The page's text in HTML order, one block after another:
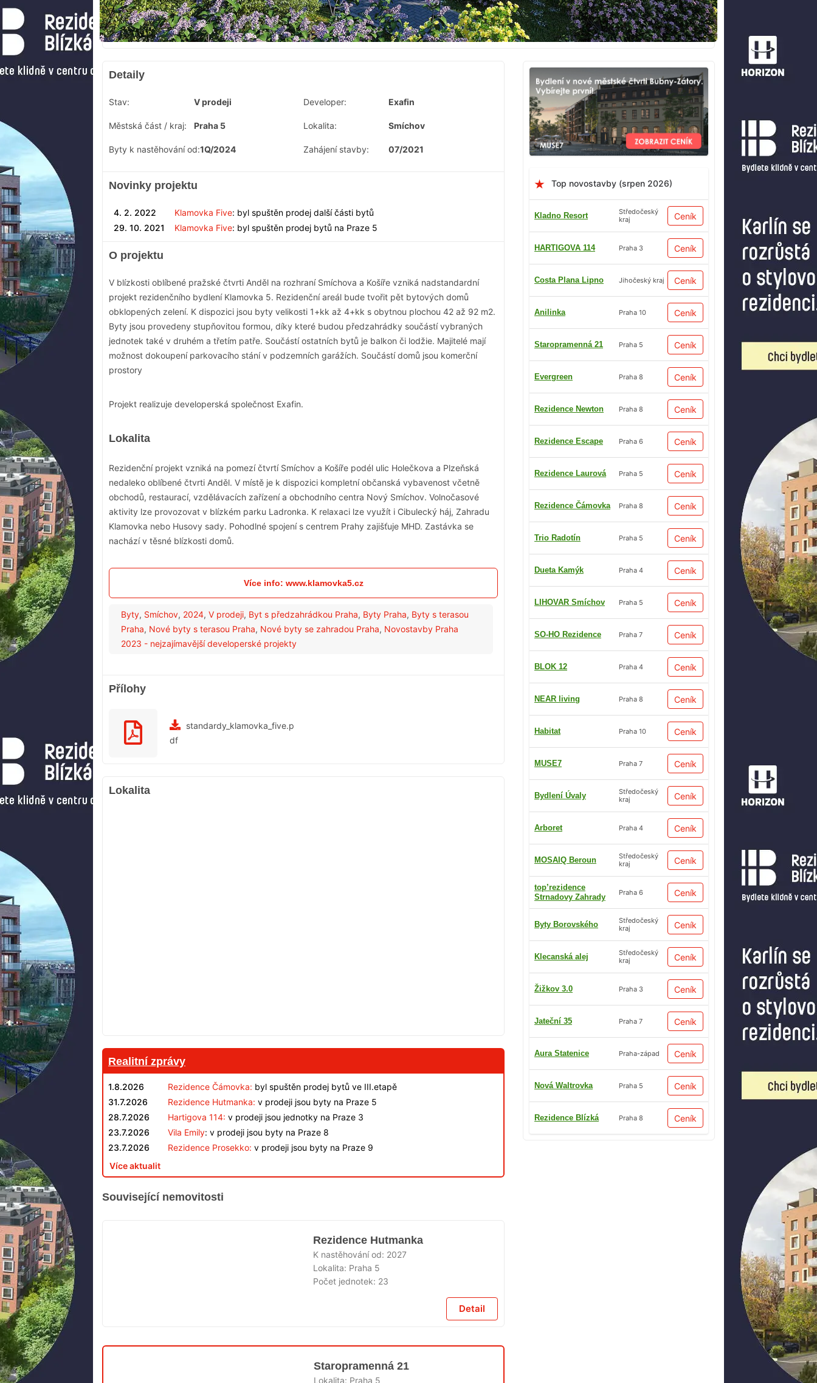
Top novostavby (srpen 2026)
Kladno Resort
Středočeský
kraj
Ceník
HARTIGOVA 114 Praha 3 Ceník
Costa Plana Lipno Jihočeský kraj Ceník
Anilinka Praha 10 Ceník
Staropramenná 21 Praha 5 Ceník
Evergreen Praha 8 Ceník
Rezidence Newton Praha 8 Ceník
Rezidence Escape Praha 6 Ceník
Rezidence Laurová Praha 5 Ceník
Rezidence Čámovka Praha 8 Ceník
Trio Radotín Praha 5 Ceník
Dueta Kamýk Praha 4 Ceník
LIHOVAR Smíchov Praha 5 Ceník
SO-HO Rezidence Praha 7 Ceník
BLOK 12 Praha 4 Ceník
NEAR living Praha 8 Ceník
Habitat Praha 10 Ceník
MUSE7 Praha 7 Ceník
Bydlení Úvaly
Středočeský
kraj
Ceník
Arboret Praha 4 Ceník
MOSAIQ Beroun
Středočeský
kraj
Ceník
top’rezidence
Strnadovy Zahrady
Praha 6 Ceník
Byty Borovského
Středočeský
kraj
Ceník
Klecanská alej
Středočeský
kraj
Ceník
Žižkov 3.0 Praha 3 Ceník
Jateční 35 Praha 7 Ceník
Aura Statenice Praha-západ Ceník
Nová Waltrovka Praha 5 Ceník
Rezidence Blízká Praha 8 Ceník
Detaily
Stav: V prodeji Developer: Exafin
Městská část / kraj: Praha 5 Lokalita: Smíchov
Byty k nastěhování od:1Q/2024 Zahájení stavby: 07/2021
Novinky projektu
4. 2. 2022 Klamovka Five: byl spuštěn prodej další části bytů
29. 10. 2021
Klamovka Five: byl spuštěn prodej bytů na Praze 5
O projektu
V blízkosti oblíbené pražské čtvrti Anděl na rozhraní Smíchova a Košíře vzniká nadstandardní
projekt rezidenčního bydlení Klamovka 5. Rezidenční areál bude tvořit pět bytových domů
obklopených zelení. K dispozici jsou byty velikosti 1+kk až 4+kk s obytnou plochou 42 až 92 m2.
Byty jsou provedeny stupňovitou formou, díky které budou předzahrádky součástí vybraných
jednotek také v druhém a třetím patře. Součástí ostatních bytů je balkon či lodžie. Majitelé mají
možnost dokoupení parkovacího stání v podzemních garážích. Součástí domů jsou komerční
prostory
Projekt realizuje developerská společnost Exafin.
Lokalita
Rezidenční projekt vzniká na pomezí čtvrtí Smíchov a Košíře podél ulic Holečkova a Plzeňská
nedaleko oblíbené čtvrti Anděl. V místě je k dispozici kompletní občanská vybavenost včetně
obchodů, restaurací, vzdělávacích zařízení a obchodního centra Nový Smíchov. Volnočasové
aktivity lze provozovat v blízkém parku Ladronka. K relaxaci lze využít i Cibulecký háj, Zahradu
Klamovka nebo Husovy sady. Pohodlné spojení s centrem Prahy zajišťuje MHD. Zastávka se
nachází v těsné blízkosti domů.
Více info: www.klamovka5.cz
Byty, Smíchov, 2024, V prodeji, Byt s předzahrádkou Praha, Byty Praha, Byty s terasou
Praha, Nové byty s terasou Praha, Nové byty se zahradou Praha, Novostavby Praha
2023 - nejzajímavější developerské projekty
Přílohy
standardy_klamovka_five.p
df
Lokalita
Realitní zprávy
1.8.2026 Rezidence Čámovka: byl spuštěn prodej bytů ve III.etapě
31.7.2026
Rezidence Hutmanka: v prodeji jsou byty na Praze 5
28.7.2026
Hartigova 114: v prodeji jsou jednotky na Praze 3
23.7.2026
Vila Emily: v prodeji jsou byty na Praze 8
23.7.2026
Rezidence Prosekko: v prodeji jsou byty na Praze 9
Více aktualit
Související nemovitosti
Rezidence Hutmanka
K nastěhování od: 2027
Lokalita: Praha 5
Počet jednotek: 23
Detail
Staropramenná 21
Lokalita: Praha 5